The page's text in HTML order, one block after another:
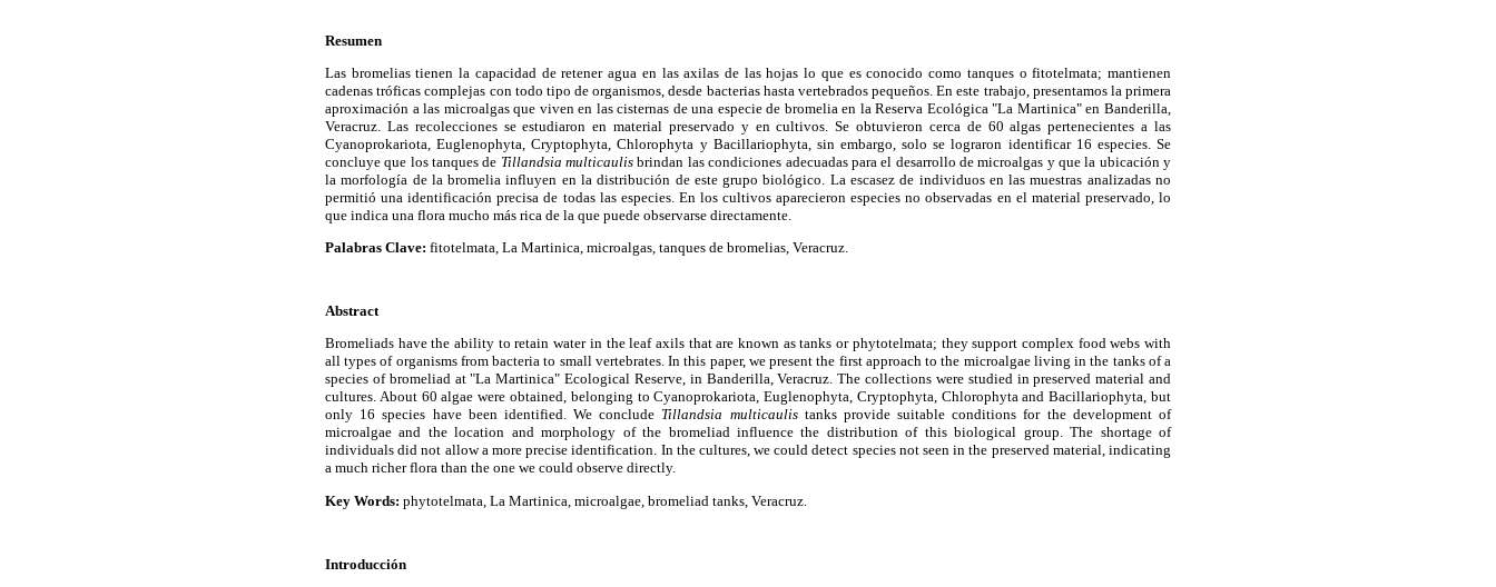
Resumen
Las bromelias tienen la capacidad de retener agua en las axilas de las hojas lo que es conocido como tanques o fitotelmata; mantienen
cadenas tróficas complejas con todo tipo de organismos, desde bacterias hasta vertebrados pequeños. En este trabajo, presentamos la primera
aproximación a las microalgas que viven en las cisternas de una especie de bromelia en la Reserva Ecológica "La Martinica" en Banderilla,
Veracruz. Las recolecciones se estudiaron en material preservado y en cultivos. Se obtuvieron cerca de 60 algas pertenecientes a las
Cyanoprokariota, Euglenophyta, Cryptophyta, Chlorophyta y Bacillariophyta, sin embargo, solo se lograron identificar 16 especies. Se
concluye que los tanques de Tillandsia multicaulis brindan las condiciones adecuadas para el desarrollo de microalgas y que la ubicación y
la morfología de la bromelia influyen en la distribución de este grupo biológico. La escasez de individuos en las muestras analizadas no
permitió una identificación precisa de todas las especies. En los cultivos aparecieron especies no observadas en el material preservado, lo
que indica una flora mucho más rica de la que puede observarse directamente.
Palabras Clave: fitotelmata, La Martinica, microalgas, tanques de bromelias, Veracruz.
Abstract
Bromeliads have the ability to retain water in the leaf axils that are known as tanks or phytotelmata; they support complex food webs with
all types of organisms from bacteria to small vertebrates. In this paper, we present the first approach to the microalgae living in the tanks of a
species of bromeliad at "La Martinica" Ecological Reserve, in Banderilla, Veracruz. The collections were studied in preserved material and
cultures. About 60 algae were obtained, belonging to Cyanoprokariota, Euglenophyta, Cryptophyta, Chlorophyta and Bacillariophyta, but
only 16 species have been identified. We conclude Tillandsia multicaulistanks provide suitable conditions for the development of
microalgae and the location and morphology of the bromeliad influence the distribution of this biological group. The shortage of
individuals did not allow a more precise identification. In the cultures, we could detect species not seen in the preserved material, indicating
a much richer flora than the one we could observe directly.
Key Words: phytotelmata, La Martinica, microalgae, bromeliad tanks, Veracruz.
Introducción